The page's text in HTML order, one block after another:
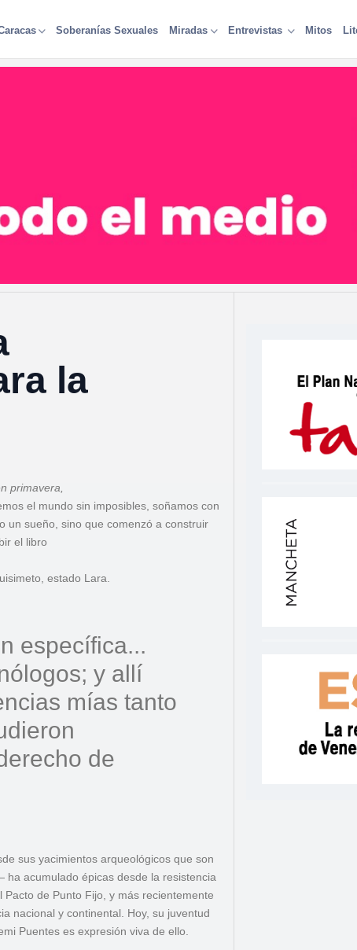
Soberanías Sexuales Miradas Entrevistas Mitos
la
primavera,
el mundo sin imposibles, soñamos con
un sueño, sino que comenzó a construir
el libro
estado Lara.
específica...
y allí
mías tanto
de
sus yacimientos arqueológicos que son
acumulado épicas desde la resistencia
de Punto Fijo, y más recientemente
nacional y continental. Hoy, su juventud
Puentes es expresión viva de ello.